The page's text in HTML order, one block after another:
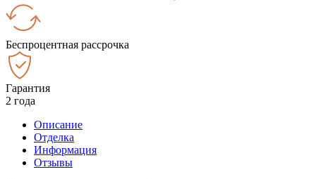
Беспроцентная рассрочка
Гарантия
2 года
Описание
Отделка
Информация
Отзывы